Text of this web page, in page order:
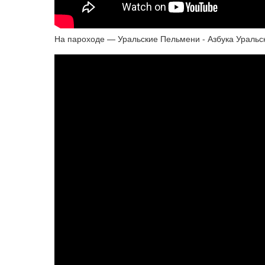
На пароходе — Уральские Пельмени - Азбука